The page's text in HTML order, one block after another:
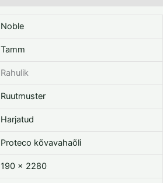
Noble
Tamm
Rahulik
Ruutmuster
Harjatud
Proteco kõvavahaõli
190 x 2280